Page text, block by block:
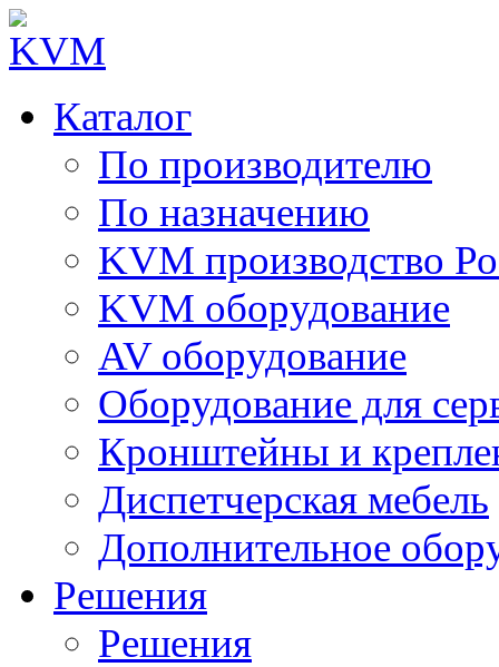
Каталог
По производителю
По назначению
KVM производство
KVM оборудование
AV оборудование
Оборудование для
Кронштейны и
Диспетчерская мебель
Дополнительное
Решения
Решения